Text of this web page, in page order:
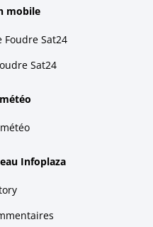
mobile
Sat24
Sat24
Infoplaza